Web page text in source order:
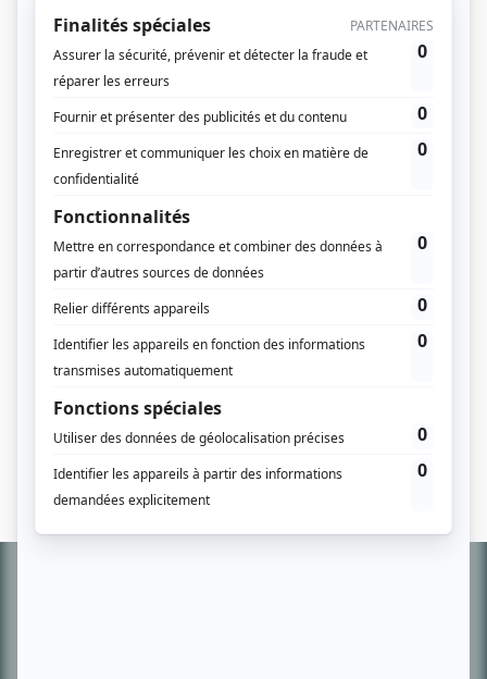
HEBERGEUR :
modesa.fr est actuellement
hébergé par
dynamixhost.com
Le site dynamixhost.com est
NETWORK, SARL
social de 119 000 € euros,
immatriculée au Registre du
Commerce et des Sociétés de
Marseille sous len° 801 803
669et dont le siège social est
situé
338 Route de la Sainte
Baume, 13390 AURIOL -
FRANCE